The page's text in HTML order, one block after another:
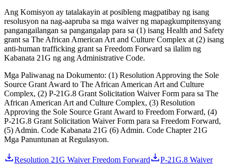
Ang Komisyon ay tatalakayin at posibleng magpatibay ng isang
resolusyon na nag-aapruba sa mga waiver ng mapagkumpitensyang
pangangailangan sa pangangalap para sa (1) isang Health and Safety
grant sa The African American Art and Culture Complex at (2) isang
anti-human trafficking grant sa Freedom Forward sa ilalim ng
Kabanata 21G ng ang Administrative Code.
Mga Paliwanag na Dokumento: (1) Resolution Approving the Sole
Source Grant Award to The African American Art and Culture
Complex, (2) P-21G.8 Grant Solicitation Waiver Form para sa The
African American Art and Culture Complex, (3) Resolution
Approving the Sole Source Grant Award to Freedom Forward, (4)
P-21G.8 Grant Solicitation Waiver Form para sa Freedom Forward,
(5) Admin. Code Kabanata 21G (6) Admin. Code Chapter 21G
Mga Panuntunan at Regulasyon.
Resolution 21G Waiver Freedom Forward
P-21G.8 Waiver